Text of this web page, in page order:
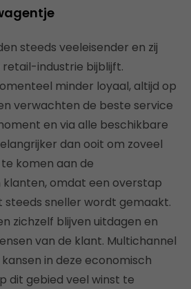
steeds veeleisender en zij
industrie bijblijft.
minder loyaal, altijd op
verwachten de beste service
en via alle beschikbare
dan ooit om zoveel
komen aan de
omdat een overstap
sneller wordt gemaakt.
zichzelf blijven uitdagen en
van de klant. Multichannel
in deze economisch
dit gebied veel winst te